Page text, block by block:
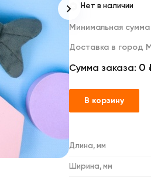
Нет в наличии
Минимальная
Доставка в город
Сумма заказа: 0
В корзину
Длина, мм
Ширина, мм